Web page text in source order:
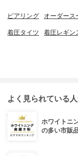
ピアリング オーダース
着圧タイツ 着圧レギン
よく見られている
ホワイトニ
の多い市販